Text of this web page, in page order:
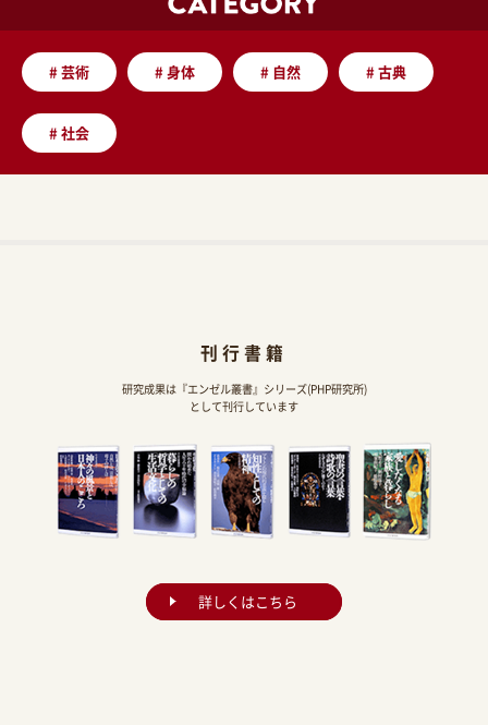
#芸術 #身体 # 自然 #古典
#社会
刊行書籍
研究成果は『エンゼル叢書』シリーズ(PHP研究所)
として刊行しています
詳しくはこちら